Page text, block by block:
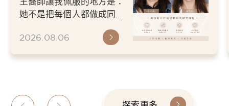
原本的牙齒
她不是把每個人都做成同一
更適合自己的樣子。 現...
2026.08.06